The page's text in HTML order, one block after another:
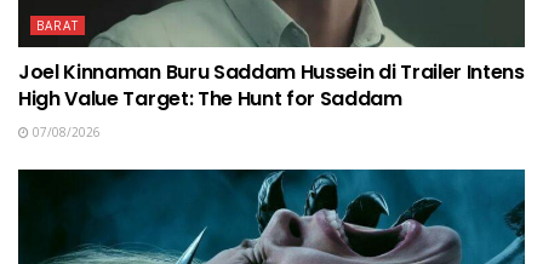
BARAT
Joel Kinnaman Buru Saddam Hussein di Trailer Intens
High Value Target: The Hunt for Saddam
07/08/2026